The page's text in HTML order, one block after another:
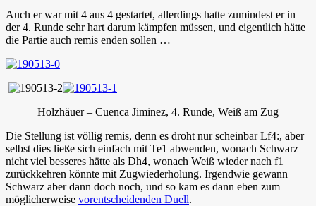
Auch er war mit 4 aus 4 gestartet, allerdings hatte zumindest er in
der 4. Runde sehr hart darum kämpfen müssen, und eigentlich hätte
die Partie auch remis enden sollen …
Holzhäuer – Cuenca Jiminez, 4. Runde, Weiß am Zug
Die Stellung ist völlig remis, denn es droht nur scheinbar Lf4:, aber
selbst dies ließe sich einfach mit Te1 abwenden, wonach Schwarz
nicht viel besseres hätte als Dh4, wonach Weiß wieder nach f1
zurückkehren könnte mit Zugwiederholung. Irgendwie gewann
Schwarz aber dann doch noch, und so kam es dann eben zum
möglicherweise vorentscheidenden Duell.